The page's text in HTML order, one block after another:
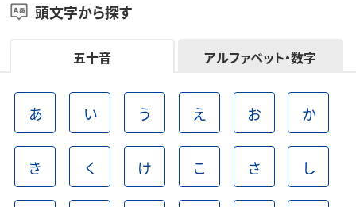
頭文字から探す
五十音 アルファベット・数字
あ い う え お か
き く け こ さ し